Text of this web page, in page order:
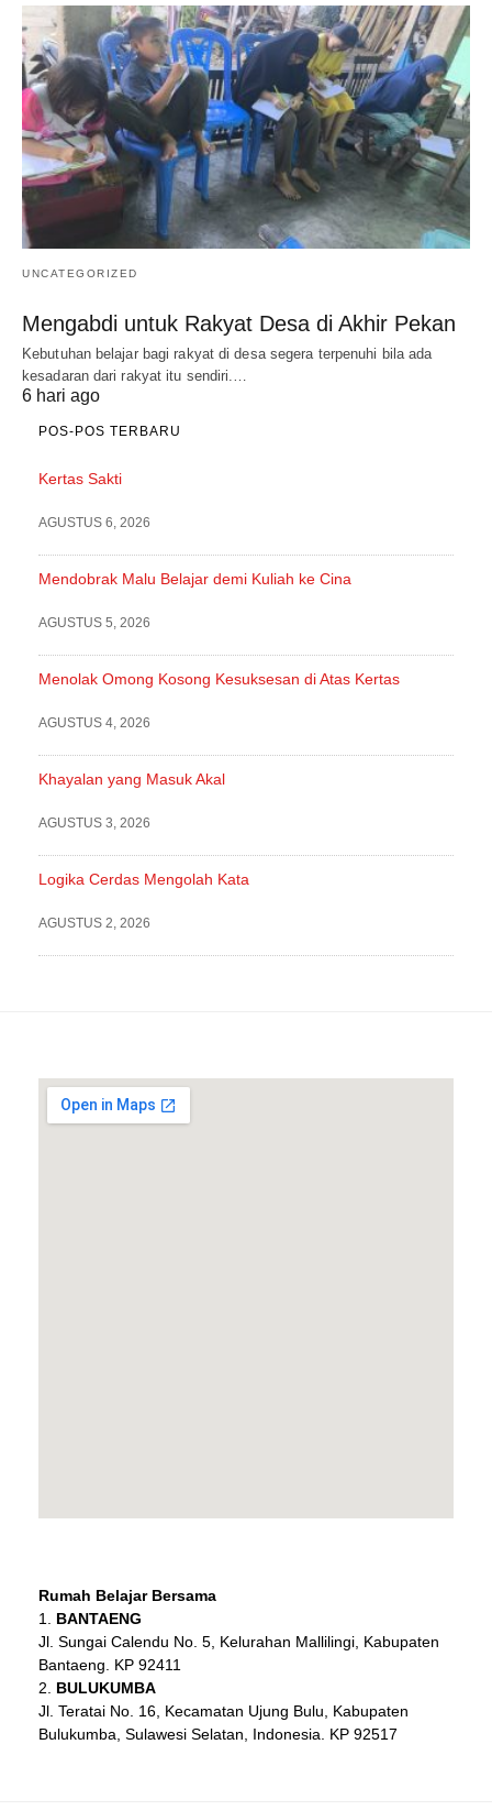
UNCATEGORIZED
Mengabdi untuk Rakyat Desa di Akhir Pekan
Kebutuhan belajar bagi rakyat di desa segera terpenuhi bila ada
kesadaran dari rakyat itu sendiri.…
6 hari ago
POS-POS TERBARU
Kertas Sakti
AGUSTUS 6, 2026
Mendobrak Malu Belajar demi Kuliah ke Cina
AGUSTUS 5, 2026
Menolak Omong Kosong Kesuksesan di Atas Kertas
AGUSTUS 4, 2026
Khayalan yang Masuk Akal
AGUSTUS 3, 2026
Logika Cerdas Mengolah Kata
AGUSTUS 2, 2026
Rumah Belajar Bersama
BANTAENG
Jl. Sungai Calendu No. 5, Kelurahan Mallilingi, Kabupaten
Bantaeng. KP 92411
BULUKUMBA
Jl. Teratai No. 16, Kecamatan Ujung Bulu, Kabupaten
Bulukumba, Sulawesi Selatan, Indonesia. KP 92517